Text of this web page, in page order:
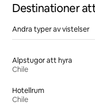
Destinationer
Andra typer av vistelser
Alpstugor att hyra
Chile
Hotellrum
Chile